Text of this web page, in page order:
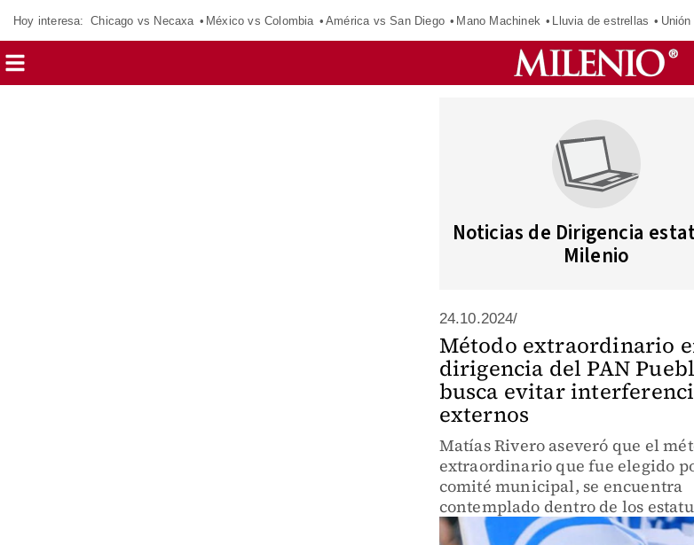
Hoy interesa: Chicago vs Necaxa México vs Colombia América vs San Diego Mano Machinek Lluvia de estrellas
Noticias de Dirigencia
Milenio
24.10.2024/
Método extraordinario
dirigencia del PAN
busca evitar
externos
Matías Rivero aseveró que el
extraordinario que fue elegido
comité municipal, se encuentra
contemplado dentro de los
internos del partido.